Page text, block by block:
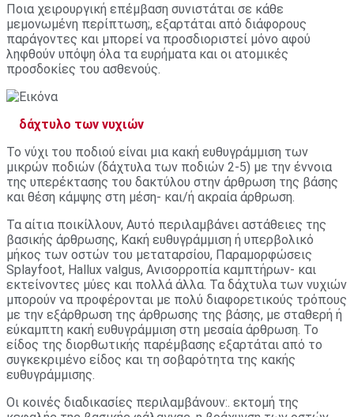
Ποια χειρουργική επέμβαση συνιστάται σε κάθε
μεμονωμένη περίπτωση;, εξαρτάται από διάφορους
παράγοντες και μπορεί να προσδιοριστεί μόνο αφού
ληφθούν υπόψη όλα τα ευρήματα και οι ατομικές
προσδοκίες του ασθενούς.
δάχτυλο των νυχιών
Το νύχι του ποδιού είναι μια κακή ευθυγράμμιση των
μικρών ποδιών (δάχτυλα των ποδιών 2-5) με την έννοια
της υπερέκτασης του δακτύλου στην άρθρωση της βάσης
και θέση κάμψης στη μέση- και/ή ακραία άρθρωση.
Τα αίτια ποικίλλουν, Αυτό περιλαμβάνει αστάθειες της
βασικής άρθρωσης, Κακή ευθυγράμμιση ή υπερβολικό
μήκος των οστών του μεταταρσίου, Παραμορφώσεις
Splayfoot, Hallux valgus, Ανισορροπία καμπτήρων- και
εκτείνοντες μύες και πολλά άλλα. Τα δάχτυλα των νυχιών
μπορούν να προφέρονται με πολύ διαφορετικούς τρόπους
με την εξάρθρωση της άρθρωσης της βάσης, με σταθερή ή
εύκαμπτη κακή ευθυγράμμιση στη μεσαία άρθρωση. Το
είδος της διορθωτικής παρέμβασης εξαρτάται από το
συγκεκριμένο είδος και τη σοβαρότητα της κακής
ευθυγράμμισης.
Οι κοινές διαδικασίες περιλαμβάνουν:. εκτομή της